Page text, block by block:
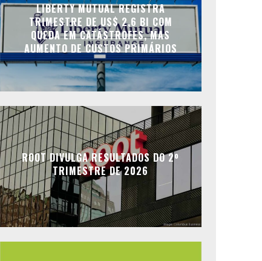
LIBERTY MUTUAL REGISTRA
TRIMESTRE DE US$ 2,6 BI COM
QUEDA EM CATÁSTROFES, MAS
AUMENTO DE CUSTOS PRIMÁRIOS
ROOT DIVULGA RESULTADOS DO 2º
TRIMESTRE DE 2026